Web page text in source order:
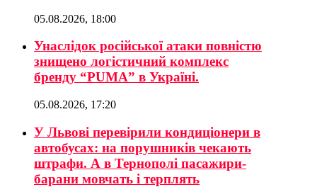
05.08.2026, 18:00
Унаслідок російської атаки повністю
знищено логістичний комплекс
бренду “PUMA” в Україні.
05.08.2026, 17:20
У Львові перевірили кондиціонери в
автобусах: на порушників чекають
штрафи. А в Тернополі пасажири-
барани мовчать і терплять